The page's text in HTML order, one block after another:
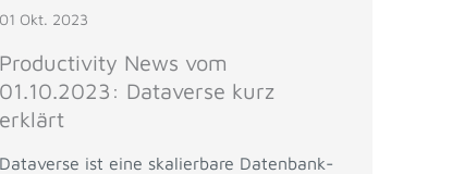
01 Okt. 2023
Productivity News vom
01.10.2023: Dataverse kurz
erklärt
Dataverse ist eine skalierbare Datenbank-